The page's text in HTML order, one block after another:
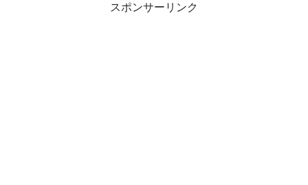
スポンサーリンク